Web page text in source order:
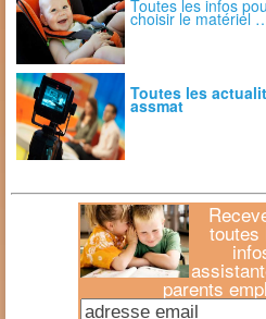
Toutes les infos
choisir le matériel
Toutes les
assmat
toutes
parents